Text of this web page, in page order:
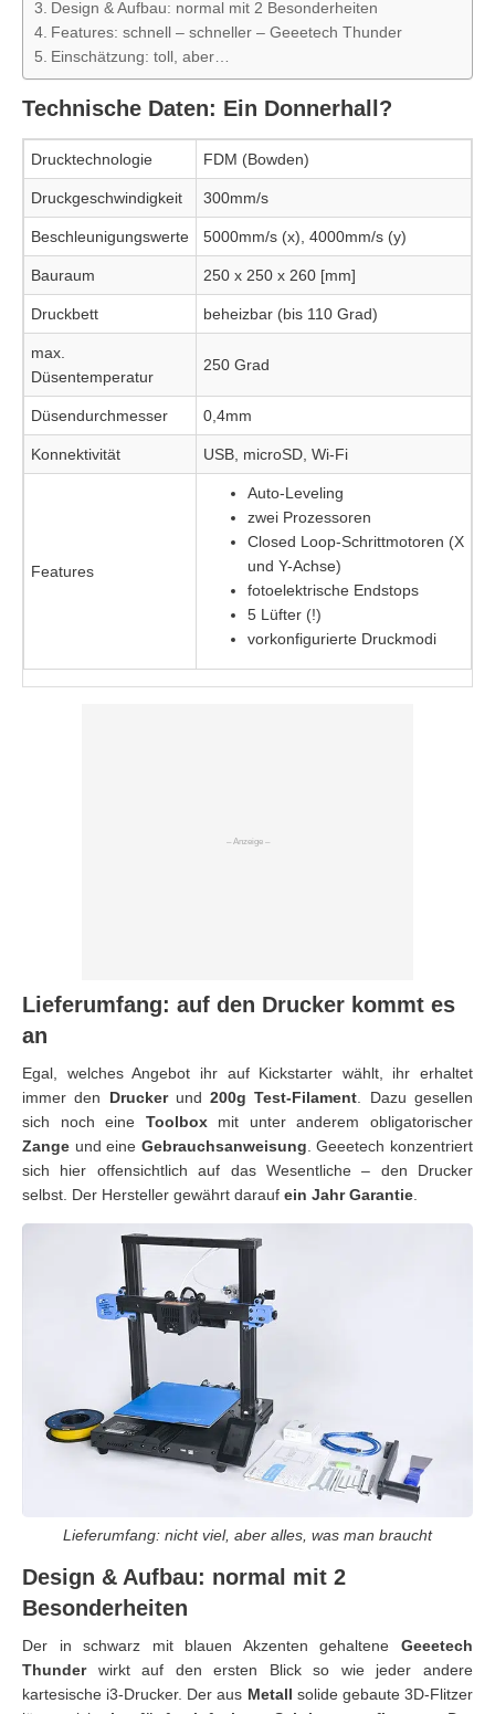
Design & Aufbau: normal mit 2 Besonderheiten
Features: schnell – schneller – Geeetech Thunder
Einschätzung: toll, aber…
Technische Daten: Ein Donnerhall?
Drucktechnologie FDM (Bowden)
Druckgeschwindigkeit 300mm/s
Beschleunigungswerte 5000mm/s (x), 4000mm/s (y)
Bauraum 250 x 250 x 260 [mm]
Druckbett beheizbar (bis 110 Grad)
max.
Düsentemperatur
250 Grad
Düsendurchmesser 0,4mm
Konnektivität USB, microSD, Wi-Fi
Features
Auto-Leveling
zwei Prozessoren
Closed Loop-Schrittmotoren (X
und Y-Achse)
fotoelektrische Endstops
5 Lüfter (!)
vorkonfigurierte Druckmodi
Lieferumfang: auf den Drucker kommt es
an
Egal, welches Angebot ihr auf Kickstarter wählt, ihr erhaltet
immer den Druckerund200g Test-Filament. Dazu gesellen
sich noch eine Toolboxmit unter anderem obligatorischer
Zange und eine Gebrauchsanweisung. Geeetech konzentriert
sich hier offensichtlich auf das Wesentliche – den Drucker
selbst. Der Hersteller gewährt darauf ein Jahr Garantie.
Lieferumfang: nicht viel, aber alles, was man braucht
Design & Aufbau: normal mit 2
Besonderheiten
Der in schwarz mit blauen Akzenten gehaltene Geeetech
Thunderwirkt auf den ersten Blick so wie jeder andere
kartesische i3-Drucker. Der aus Metall solide gebaute 3D-Flitzer